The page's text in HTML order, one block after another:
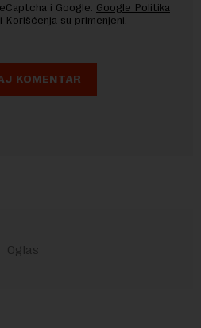
i Google. Google Politika
Korišćenja su primenjeni.